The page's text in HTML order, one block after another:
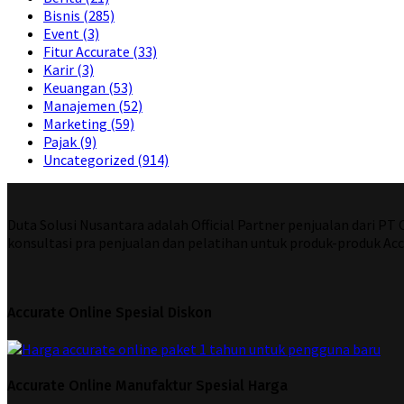
Bisnis (285)
Event (3)
Fitur Accurate (33)
Karir (3)
Keuangan (53)
Manajemen (52)
Marketing (59)
Pajak (9)
Uncategorized (914)